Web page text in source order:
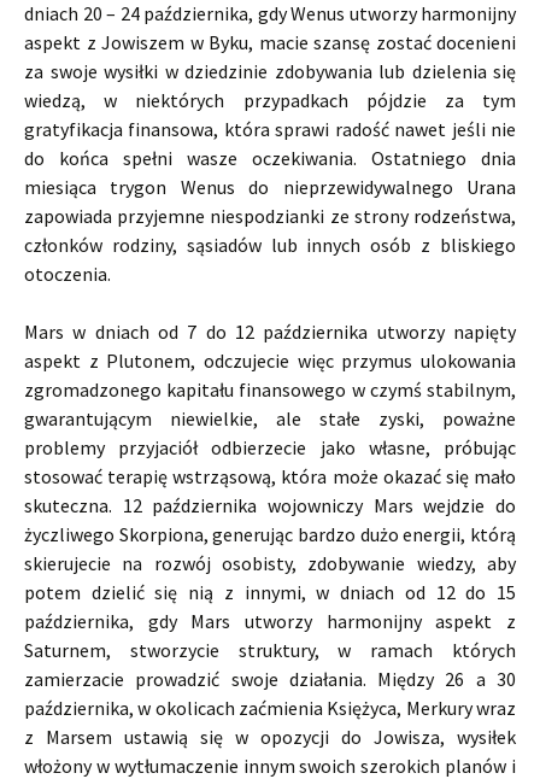
dniach 20 – 24 października, gdy Wenus utworzy harmonijny
aspekt z Jowiszem w Byku, macie szansę zostać docenieni
za swoje wysiłki w dziedzinie zdobywania lub dzielenia się
wiedzą, w niektórych przypadkach pójdzie za tym
gratyfikacja finansowa, która sprawi radość nawet jeśli nie
do końca spełni wasze oczekiwania. Ostatniego dnia
miesiąca trygon Wenus do nieprzewidywalnego Urana
zapowiada przyjemne niespodzianki ze strony rodzeństwa,
członków rodziny, sąsiadów lub innych osób z bliskiego
otoczenia.
Mars w dniach od 7 do 12 października utworzy napięty
aspekt z Plutonem, odczujecie więc przymus ulokowania
zgromadzonego kapitału finansowego w czymś stabilnym,
gwarantującym niewielkie, ale stałe zyski, poważne
problemy przyjaciół odbierzecie jako własne, próbując
stosować terapię wstrząsową, która może okazać się mało
skuteczna. 12 października wojowniczy Mars wejdzie do
życzliwego Skorpiona, generując bardzo dużo energii, którą
skierujecie na rozwój osobisty, zdobywanie wiedzy, aby
potem dzielić się nią z innymi, w dniach od 12 do 15
października, gdy Mars utworzy harmonijny aspekt z
Saturnem, stworzycie struktury, w ramach których
zamierzacie prowadzić swoje działania. Między 26 a 30
października, w okolicach zaćmienia Księżyca, Merkury wraz
z Marsem ustawią się w opozycji do Jowisza, wysiłek
włożony w wytłumaczenie innym swoich szerokich planów i